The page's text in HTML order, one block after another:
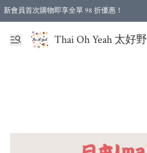
新會員首次購物即享全單 98 折優惠！
特選會員可享全單低至 96 折優惠！
Thai Oh Yeah 太好野